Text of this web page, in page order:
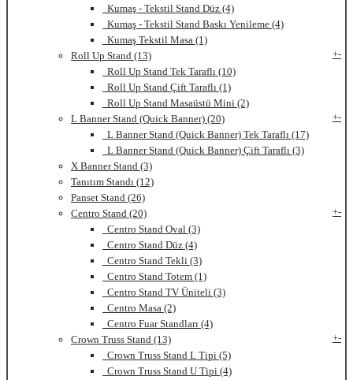
Kumaş - Tekstil Stand Düz (4)
Kumaş - Tekstil Stand Baskı Yenileme (4)
Kumaş Tekstil Masa (1)
Roll Up Stand (13)
+-
Roll Up Stand Tek Taraflı (10)
Roll Up Stand Çift Taraflı (1)
Roll Up Stand Masaüstü Mini (2)
L Banner Stand (Quick Banner) (20)
+-
L Banner Stand (Quick Banner) Tek Taraflı (17)
L Banner Stand (Quick Banner) Çift Taraflı (3)
X Banner Stand (3)
Tanıtım Standı (12)
Panset Stand (26)
Centro Stand (20)
+-
Centro Stand Oval (3)
Centro Stand Düz (4)
Centro Stand Tekli (3)
Centro Stand Totem (1)
Centro Stand TV Üniteli (3)
Centro Masa (2)
Centro Fuar Standları (4)
Crown Truss Stand (13)
+-
Crown Truss Stand L Tipi (5)
Crown Truss Stand U Tipi (4)